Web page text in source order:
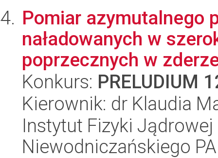
Pomiar azymutalnego
naładowanych w
poprzecznych w
Konkurs: PRELUDIUM
Kierownik: dr Klaudia
Instytut Fizyki
Niewodniczańskiego